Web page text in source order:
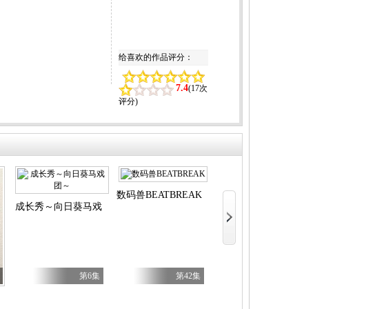
给喜欢的作品评分：
7.4(17次
评分)
成长秀～向日葵马戏团～
第6集
数码兽BEATBREAK
第42集